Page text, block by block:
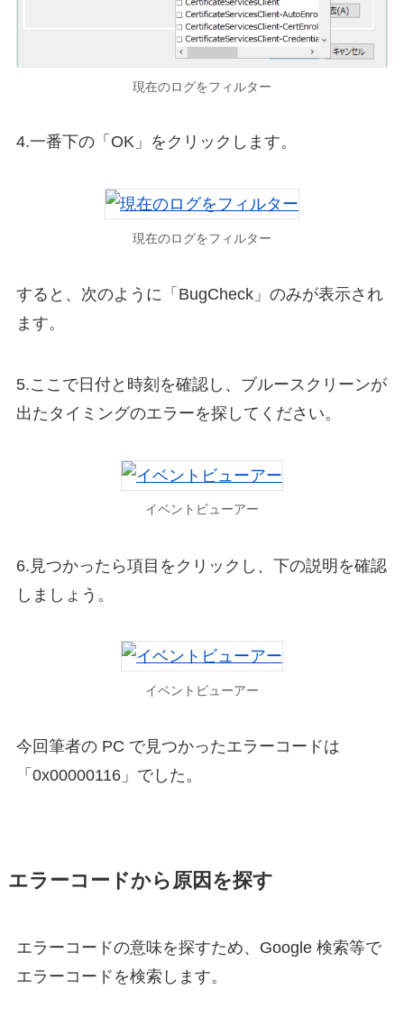
現在のログをフィルター
4.一番下の「OK」をクリックします。
現在のログをフィルター
すると、次のように「BugCheck」のみが表示され
ます。
5.ここで日付と時刻を確認し、ブルースクリーンが
出たタイミングのエラーを探してください。
イベントビューアー
6.見つかったら項目をクリックし、下の説明を確認
しましょう。
イベントビューアー
今回筆者の PC で見つかったエラーコードは
「0x00000116」でした。
エラーコードから原因を探す
エラーコードの意味を探すため、Google 検索等で
エラーコードを検索します。